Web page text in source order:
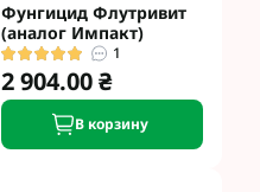
Фунгицид Флутривит
(аналог Импакт)
1
2 904.00 ₴
В корзину